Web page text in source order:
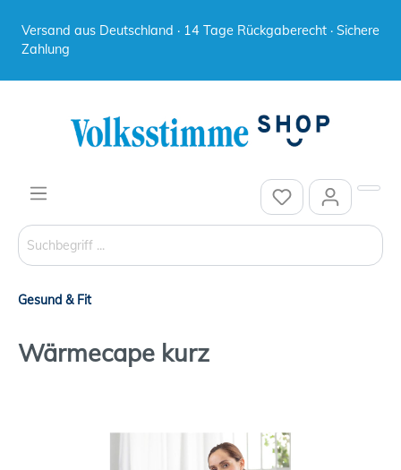
Versand aus Deutschland · 14 Tage Rückgaberecht · Sichere
Zahlung
Gesund & Fit
Wärmecape kurz